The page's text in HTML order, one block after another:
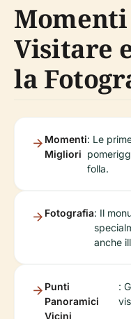
Visitare
la
Momenti
Migliori
: Le
folla.
Fotografia: Il
anche
Punti
Panoramici
Vicini
: